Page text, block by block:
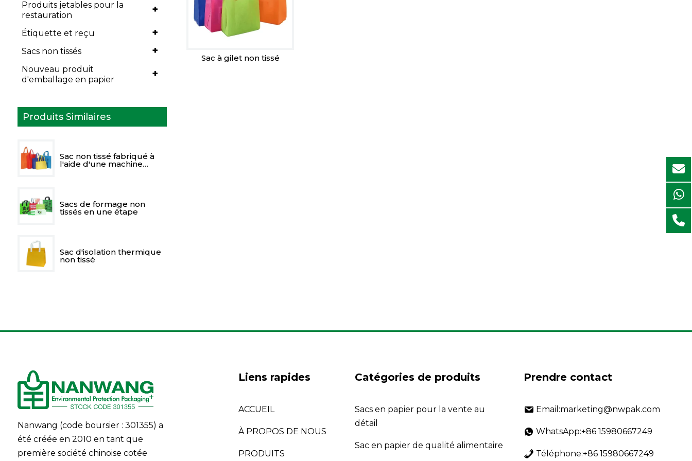
+
Produits jetables pour la
restauration
+
Étiquette et reçu
+
Sacs non tissés
+
Nouveau produit
d'emballage en papier
Produits Similaires
Sac non tissé fabriqué à
l'aide d'une machine
Sacs de formage non
tissés en une étape
Sac d'isolation thermique
non tissé
Sac à gilet non tissé
Nanwang (code boursier : 301355) a
été créée en 2010 en tant que
première société chinoise cotée
Liens rapides
ACCUEIL
À PROPOS DE NOUS
PRODUITS
Catégories de produits
Sacs en papier pour la vente au
détail
Sac en papier de qualité alimentaire
Prendre contact
Email:marketing@nwpak.com
WhatsApp:+86 15980667249
Téléphone:+86 15980667249